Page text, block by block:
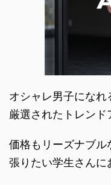
オシャレ男子になれ
厳選されたトレンド
価格もリーズナブ
張りたい学生さんに